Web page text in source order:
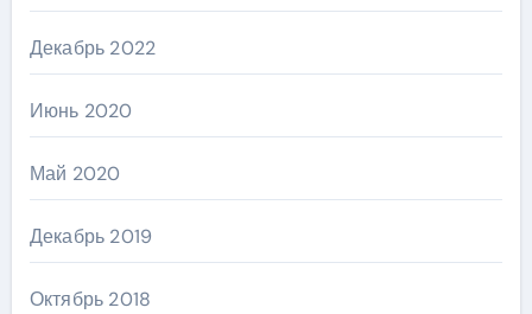
Декабрь 2022
Июнь 2020
Май 2020
Декабрь 2019
Октябрь 2018